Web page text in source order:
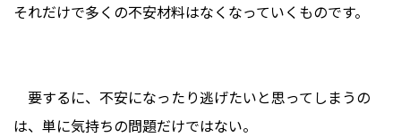
それだけで多くの不安材料はなくなっていくものです。
要するに、不安になったり逃げたいと思ってしまうの
は、単に気持ちの問題だけではない。